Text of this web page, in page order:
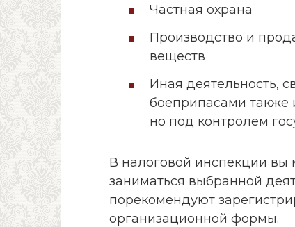
Частная охрана
Производство и
веществ
Иная деятельность,
боеприпасами также
но под контролем
В налоговой инспекции вы
заниматься выбранной
порекомендуют
организационной формы.